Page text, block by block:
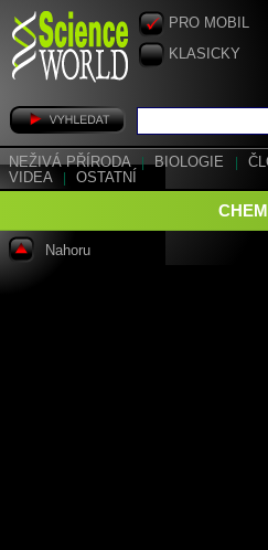
PRO MOBIL
KLASICKY
NEŽIVÁ PŘÍRODA | BIOLOGIE
VIDEA
OSTATNÍ
Nahoru